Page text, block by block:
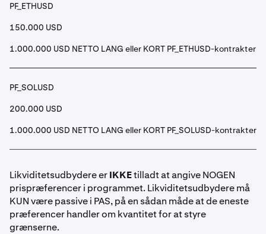
PF_ETHUSD
150.000 USD
1.000.000 USD NETTO LANG eller KORT PF_ETHUSD-kontrakter
PF_SOLUSD
200.000 USD
1.000.000 USD NETTO LANG eller KORT PF_SOLUSD-kontrakter
Likviditetsudbydere erIKKEtilladt at angive NOGEN
prispræferencer i programmet. Likviditetsudbydere må
KUN være passive i PAS, på en sådan måde at de eneste
præferencer handler om kvantitet for at styre
grænserne.